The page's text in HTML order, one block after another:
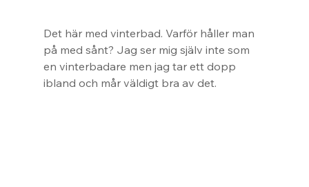
Det här med vinterbad. Varför håller man
på med sånt? Jag ser mig själv inte som
en vinterbadare men jag tar ett dopp
ibland och mår väldigt bra av det.